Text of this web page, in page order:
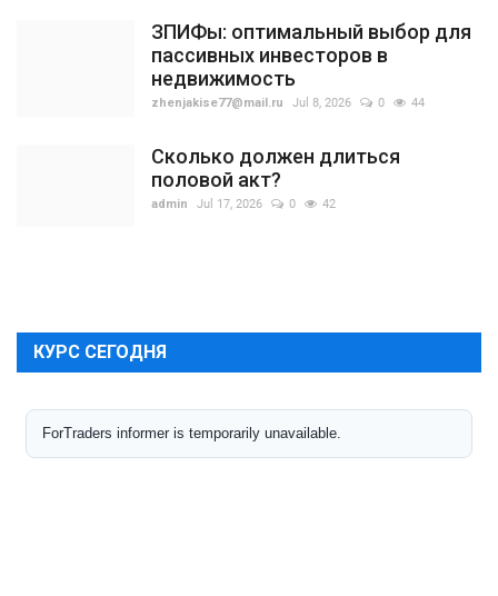
ЗПИФы: оптимальный выбор для
пассивных инвесторов в
недвижимость
zhenjakise77@mail.ru Jul 8, 2026 0 44
Сколько должен длиться
половой акт?
admin Jul 17, 2026 0 42
КУРС СЕГОДНЯ